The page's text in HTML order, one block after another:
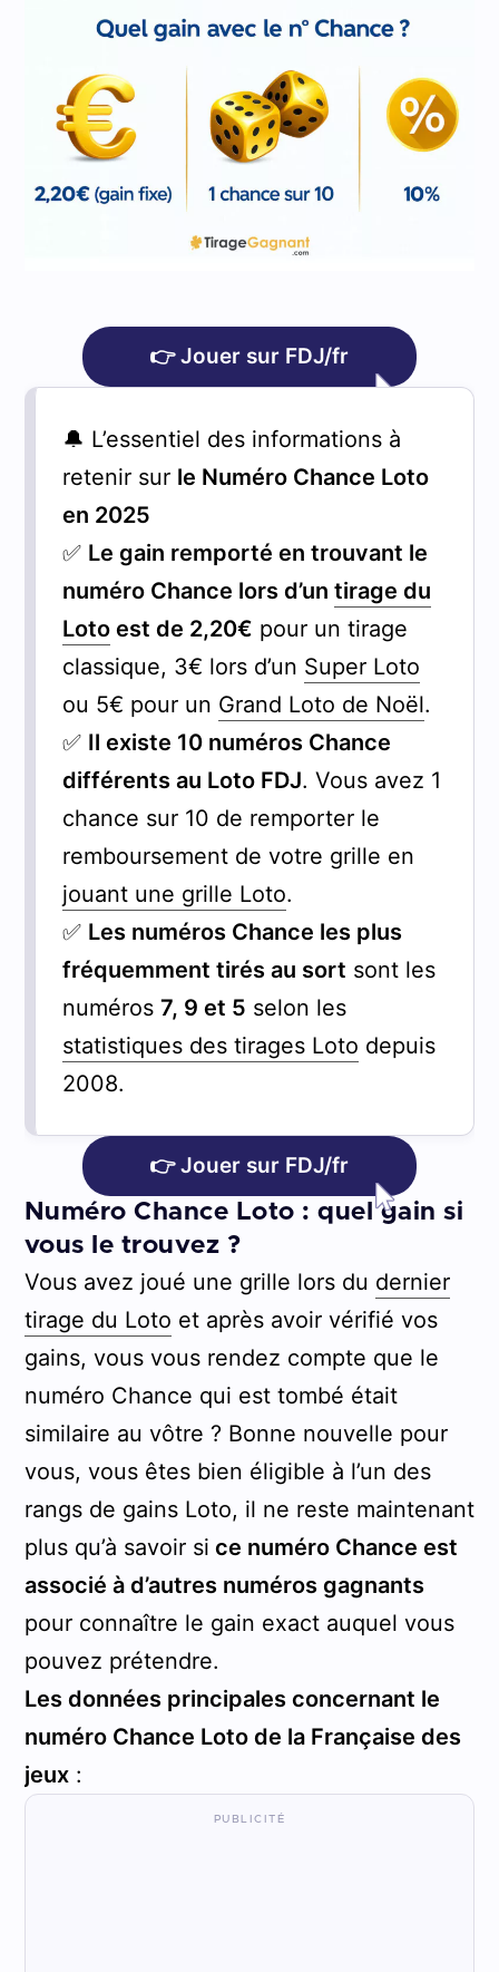
👉 Jouer sur FDJ/fr
🔔 L’essentiel des informations à
retenir sur le Numéro Chance Loto
en 2025
✅ Le gain remporté en trouvant le
numéro Chance lors d’un tirage du
Lotoest de 2,20€ pour un tirage
classique, 3€ lors d’un Super Loto
ou 5€ pour un Grand Loto de Noël.
✅ Il existe 10 numéros Chance
différents au Loto FDJ. Vous avez 1
chance sur 10 de remporter le
remboursement de votre grille en
jouant une grille Loto.
✅ Les numéros Chance les plus
fréquemment tirés au sort sont les
numéros 7, 9 et 5 selon les
statistiques des tirages Loto depuis
2008.
👉 Jouer sur FDJ/fr
Numéro Chance Loto : quel gain si
vous le trouvez ?
Vous avez joué une grille lors du dernier
tirage du Loto et après avoir vérifié vos
gains, vous vous rendez compte que le
numéro Chance qui est tombé était
similaire au vôtre ? Bonne nouvelle pour
vous, vous êtes bien éligible à l’un des
rangs de gains Loto, il ne reste maintenant
plus qu’à savoir si ce numéro Chance est
associé à d’autres numéros gagnants
pour connaître le gain exact auquel vous
pouvez prétendre.
Les données principales concernant le
numéro Chance Loto de la Française des
jeux: